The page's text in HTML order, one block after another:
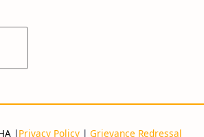
|Privacy Policy | Grievance Redressal